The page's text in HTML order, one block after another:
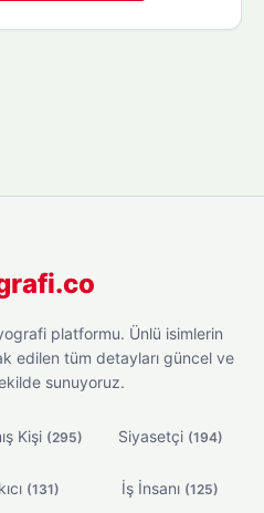
platformu. Ünlü isimlerin
edilen tüm detayları güncel ve
sunuyoruz.
Kişi (295) Siyasetçi (194)
(131) İş İnsanı (125)